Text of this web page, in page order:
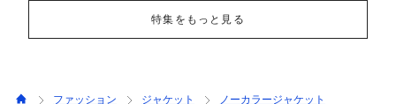
特集をもっと見る
ファッション ジャケット
ノーカラージャケット